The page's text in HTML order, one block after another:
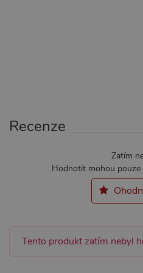
Recenze
Zatím
Hodnotit mohou pouze
Tento produkt zatím nebyl